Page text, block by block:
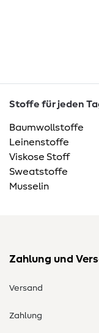
Stoffe für jeden
Baumwollstoffe
Leinenstoffe
Viskose Stoff
Sweatstoffe
Musselin
Zahlung und
Versand
Zahlung